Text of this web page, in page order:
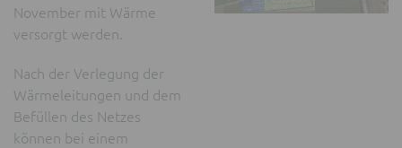
November mit Wärme
versorgt werden.
Nach der Verlegung der
Wärmeleitungen und dem
Befüllen des Netzes
können bei einem